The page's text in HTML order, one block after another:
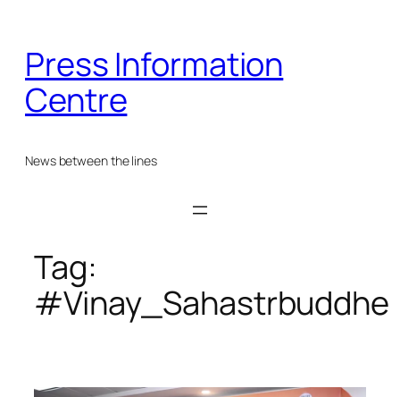
content
Press Information
Centre
News between the lines
Tag:
#Vinay_Sahastrbuddhe